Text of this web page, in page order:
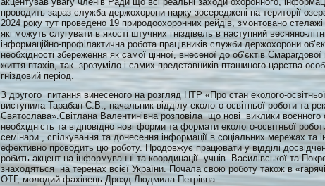
проводить зараз служба держохорони парку зосереджені на території
2024 року тут проведено 19 природоохоронних рейдів, змонтовано
які можуть слугувати в якості штучних гніздівель в наступний весняно-
інформаційно-профілактична робота працівників служби держохорони
необхідності збереження як самої цінної, внесеної до об’єктів
життя птахів, так зрозуміло і самих представників пташиного царства
гніздовий період.
З другого питання винесеного на розгляд НТР «Про стан еколого-
виступила Тарабан С.В., начальник відділу еколого-освітньої роботи та
Святослава».Світлана Валентинівна розповіла що нові виклики
необхідність та відповідно нові форми та формати еколого-освітньої
семінари , спілкування та донесення інформації в соціальних мережах
ефективно проводить цю роботу. Продовжує працювати у відділі
робить акцент на інформуванні та координації учнів Василівської та
знаходяться на теренах всієї України. Почала свою роботу також в
ОТГ, молодий фахівець Дрозд Людмила Петрівна.